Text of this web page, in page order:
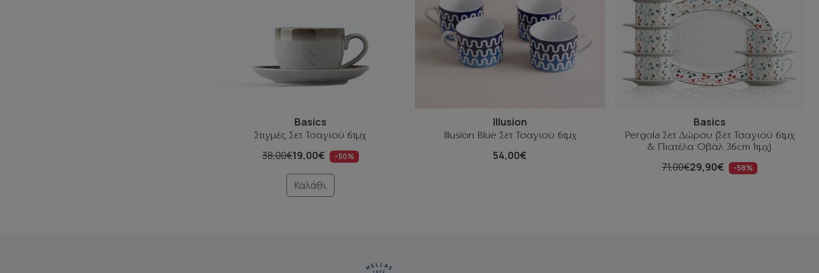
Basics
Στιγμές Σετ Τσαγιού 6τμχ
38,00€19,00€ -50%
Καλάθι
Illusion
Illusion Blue Σετ Τσαγιού 6τμχ
54,00€
Basics
Pergola Σετ Δώρου (Σετ Τσαγιού 6τμχ
& Πιατέλα Οβάλ 36cm 1τμχ)
71,00€29,90€ -58%